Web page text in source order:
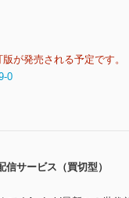
が発売される予定です。
0
信サービス（買切型）